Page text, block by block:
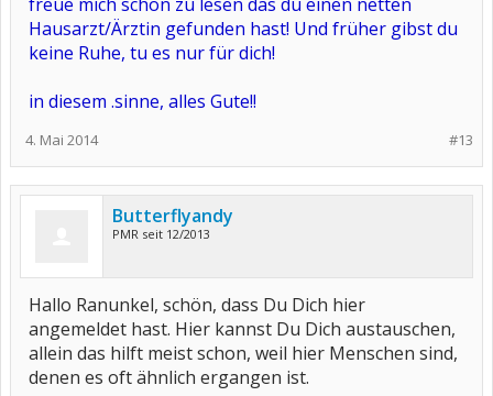
Hausarzt/Ärztin gefunden hast! Und früher gibst du
keine Ruhe, tu es nur für dich!
in diesem .sinne, alles Gute!!
#13
4. Mai 2014
Butterflyandy
PMR seit 12/2013
Hallo Ranunkel, schön, dass Du Dich hier
angemeldet hast. Hier kannst Du Dich austauschen,
allein das hilft meist schon, weil hier Menschen sind,
denen es oft ähnlich ergangen ist.